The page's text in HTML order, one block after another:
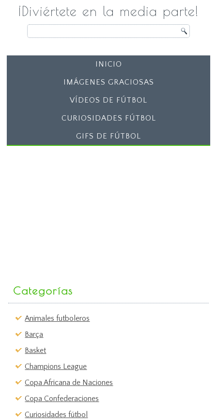
¡Diviértete en la media parte!
INICIO
IMÁGENES GRACIOSAS
VÍDEOS DE FÚTBOL
CURIOSIDADES FÚTBOL
GIFS DE FÚTBOL
Categorías
Animales futboleros
Barça
Basket
Champions League
Copa Africana de Naciones
Copa Confederaciones
Curiosidades fútbol